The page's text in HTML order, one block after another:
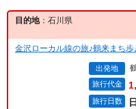
目的地：石川県
金沢ローカル線の旅♪鶴来まち
出発地
旅行代金
旅行日数